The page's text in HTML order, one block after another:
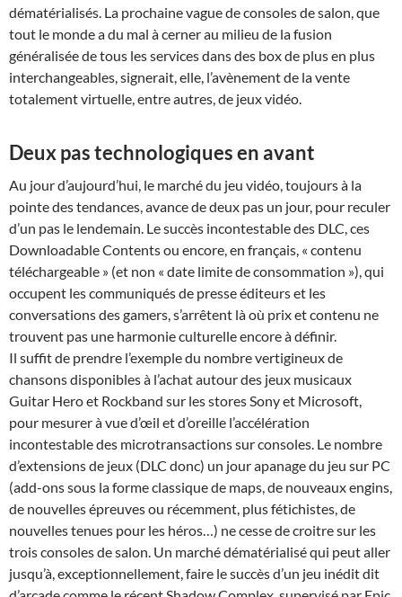
dématérialisés. La prochaine vague de consoles de salon, que
tout le monde a du mal à cerner au milieu de la fusion
généralisée de tous les services dans des box de plus en plus
interchangeables, signerait, elle, l’avènement de la vente
totalement virtuelle, entre autres, de jeux vidéo.
Deux pas technologiques en avant
Au jour d’aujourd’hui, le marché du jeu vidéo, toujours à la
pointe des tendances, avance de deux pas un jour, pour reculer
d’un pas le lendemain. Le succès incontestable des DLC, ces
Downloadable Contents ou encore, en français, « contenu
téléchargeable » (et non « date limite de consommation »), qui
occupent les communiqués de presse éditeurs et les
conversations des gamers, s’arrêtent là où prix et contenu ne
trouvent pas une harmonie culturelle encore à définir.
Il suffit de prendre l’exemple du nombre vertigineux de
chansons disponibles à l’achat autour des jeux musicaux
Guitar Hero et Rockband sur les stores Sony et Microsoft,
pour mesurer à vue d’œil et d’oreille l’accélération
incontestable des microtransactions sur consoles. Le nombre
d’extensions de jeux (DLC donc) un jour apanage du jeu sur PC
(add-ons sous la forme classique de maps, de nouveaux engins,
de nouvelles épreuves ou récemment, plus fétichistes, de
nouvelles tenues pour les héros…) ne cesse de croitre sur les
trois consoles de salon. Un marché dématérialisé qui peut aller
jusqu’à, exceptionnellement, faire le succès d’un jeu inédit dit